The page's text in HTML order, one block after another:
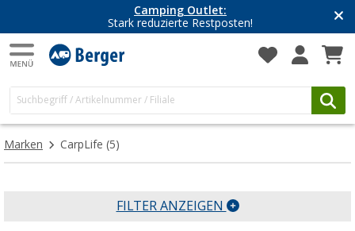
Camping Outlet:
Stark reduzierte Restposten!
Marken CarpLife (5)
FILTER ANZEIGEN